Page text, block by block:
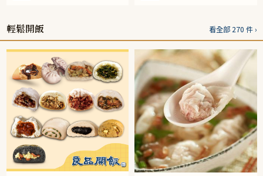
輕鬆開飯 看全部 270 件 ›